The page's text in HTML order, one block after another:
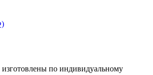
по индивидуальному